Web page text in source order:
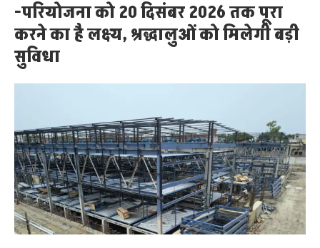
-परियोजना को 20 दिसंबर 2026 तक पूरा
करने का है लक्ष्य, श्रद्धालुओं को मिलेगी बड़ी
सुविधा